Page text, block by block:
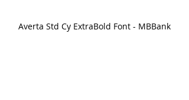
Averta Std Cy ExtraBold Font - MBBank